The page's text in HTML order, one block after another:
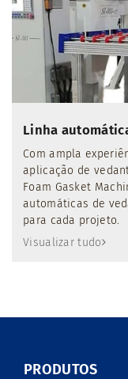
Linha
Com ampla
aplicação de
Foam Gasket
automáticas de
para cada projeto.
Visualizar tudo
PRODUTOS